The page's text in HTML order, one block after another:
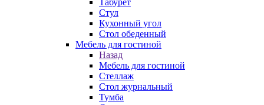
Табурет
Стул
Кухонный угол
Стол обеденный
Мебель для гостиной
Назад
Мебель для гостиной
Стеллаж
Стол журнальный
Тумба